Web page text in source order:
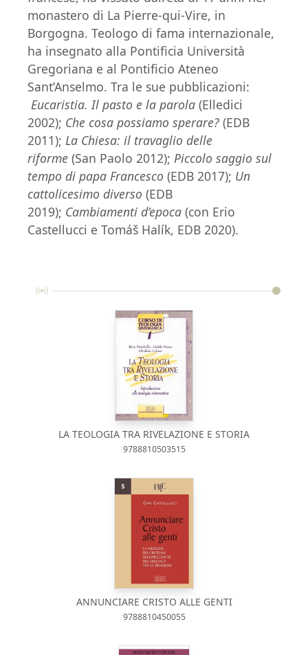
monastero di La Pierre-qui-Vire, in
Borgogna. Teologo di fama internazionale,
ha insegnato alla Pontificia Università
Gregoriana e al Pontificio Ateneo
Sant’Anselmo. Tra le sue pubblicazioni:
Eucaristia. Il pasto e la parola (Elledici
2002); Che cosa possiamo sperare? (EDB
2011); La Chiesa: il travaglio delle
riforme (San Paolo 2012); Piccolo saggio sul
tempo di papa Francesco (EDB 2017); Un
cattolicesimo diverso (EDB
2019); Cambiamenti d’epoca (con Erio
Castellucci e Tomáš Halík, EDB 2020).
LA TEOLOGIA TRA RIVELAZIONE E STORIA
9788810503515
ANNUNCIARE CRISTO ALLE GENTI
9788810450055